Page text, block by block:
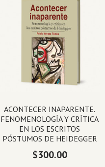
ACONTECER INAPARENTE.
FENOMENOLOGÍA Y CRÍTICA
EN LOS ESCRITOS
PÓSTUMOS DE HEIDEGGER
$300.00